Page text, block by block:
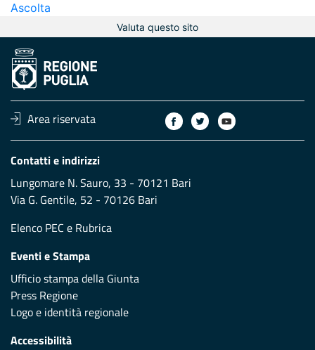
Ascolta
Valuta questo sito
Area riservata
Contatti e indirizzi
Lungomare N. Sauro, 33 - 70121 Bari
Via G. Gentile, 52 - 70126 Bari
Elenco PEC e Rubrica
Eventi e Stampa
Ufficio stampa della Giunta
Press Regione
Logo e identità regionale
Accessibilità